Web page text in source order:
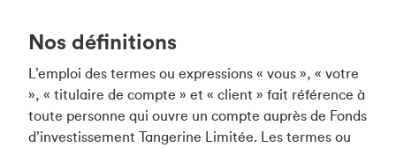
Nos définitions
L’emploi des termes ou expressions « vous », « votre
», « titulaire de compte » et « client » fait référence à
toute personne qui ouvre un compte auprès de Fonds
d’investissement Tangerine Limitée. Les termes ou